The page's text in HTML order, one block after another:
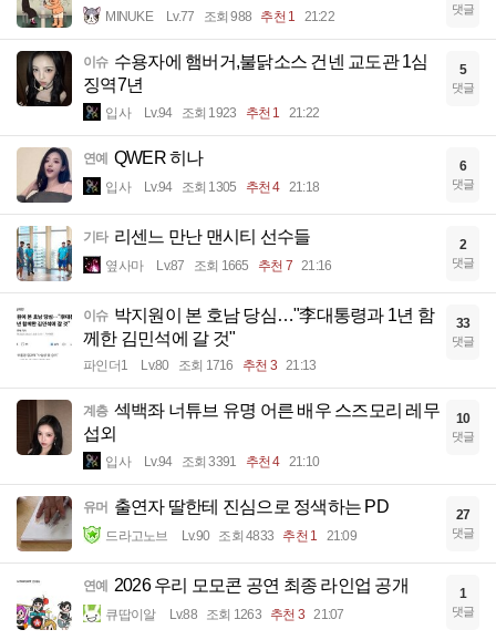
MINUKE Lv.77 조회 988 추천 1 21:22 댓글
이슈 수용자에 햄버거,불닭소스 건넨 교도관 1심
징역7년
입사 Lv.94 조회 1923 추천 1 21:22
5
댓글
연예 QWER 히나
입사 Lv.94 조회 1305 추천 4 21:18
6
댓글
기타 리센느 만난 맨시티 선수들
옆사마 Lv.87 조회 1665 추천 7 21:16
2
댓글
이슈 박지원이 본 호남 당심…"李대통령과 1년 함
께한 김민석에 갈 것"
파인더1 Lv.80 조회 1716 추천 3 21:13
33
댓글
계층 섹백좌 너튜브 유명 어른 배우 스즈모리 레무
섭외
입사 Lv.94 조회 3391 추천 4 21:10
10
댓글
유머 출연자 딸한테 진심으로 정색하는 PD
드라고노브 Lv.90 조회 4833 추천 1 21:09
27
댓글
연예 2026 우리 모모콘 공연 최종 라인업 공개
큐땁이알 Lv.88 조회 1263 추천 3 21:07
1
댓글